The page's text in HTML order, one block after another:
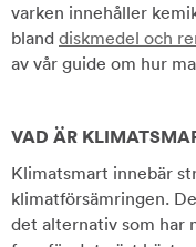
varken innehåller
bland diskmedel och
av vår guide om hur
VAD ÄR
Klimatsmart innebär
klimatförsämringen.
det alternativ som har